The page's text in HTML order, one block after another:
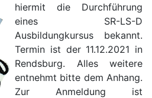
hiermit die Durchführung
eines SR-LS-D
Ausbildungkursus bekannt.
Termin ist der 11.12.2021 in
Rendsburg. Alles weitere
entnehmt bitte dem Anhang.
Zur Anmeldung ist